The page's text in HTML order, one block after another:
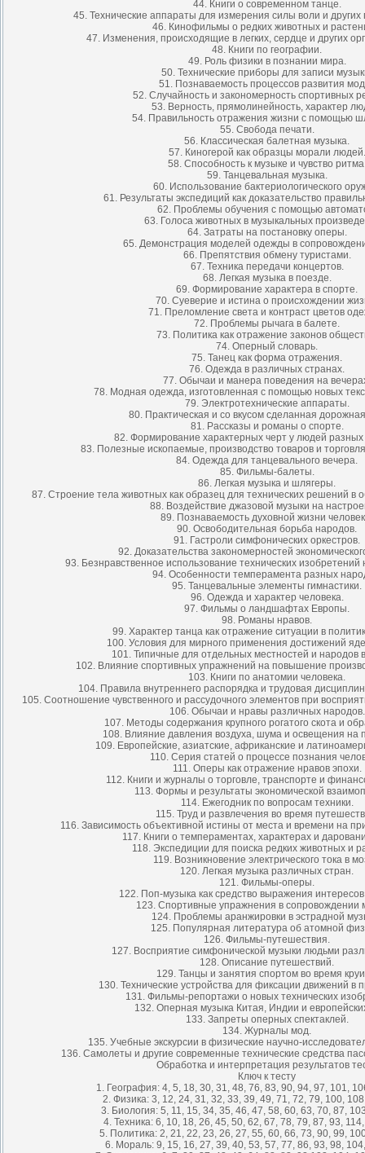
44. Книги о современном танце.
45. Технические аппараты для измерения силы воли и других
46. Кинофильмы о редких животных и
47. Изменения, происходящие в легких, сердце и других
48. Книги по географии.
49. Роль физики в познании мира.
50. Технические приборы для записи
51. Познаваемость процессов развития
52. Случайность и закономерность спортивных
53. Верность, прямолинейность, характер
54. Правильность отражения жизни с помощью
55. Свобода печати.
56. Классическая балетная музыка.
57. Киногерой как образцы морали людей.
58. Способность к музыке и чувство
59. Танцевальная музыка.
60. Использование бактериологического
61. Результаты экспедиций как доказательство
62. Проблемы обучения с помощью
63. Голоса животных в музыкальных
64. Затраты на постановку оперы.
65. Демонстрация моделей одежды в
66. Препятствия обмену туристами.
67. Техника передачи концертов.
68. Легкая музыка в поезде.
69. Формирование характера в спорте.
70. Суеверие и истина о происхождении
71. Преломление света и контраст цветов
72. Проблемы рычага в балете.
73. Политика как отражение законов
74. Оперный словарь.
75. Танец как форма отражения.
76. Одежда в различных странах.
77. Обычаи и манера поведения на
78. Модная одежда, изготовленная с помощью новых
79. Электротехнические аппараты.
80. Практическая и со вкусом сделанная
81. Рассказы и романы о спорте.
82. Формирование характерных черт у людей
83. Полезные ископаемые, производство товаров и
84. Одежда для танцевального вечера.
85. Фильмы-балеты.
86. Легкая музыка и шлягеры.
87. Строение тела животных как образец для технических решений в
88. Воздействие джазовой музыки на
89. Познаваемость духовной жизни
90. Освободительная борьба народов.
91. Гастроли симфонических оркестров.
92. Доказательства закономерностей
93. Безнравственное использование технических
94. Особенности темперамента разных
95. Танцевальные элементы гимнастики.
96. Одежда и характер человека.
97. Фильмы о ландшафтах Европы.
98. Романы нравов.
99. Характер танца как отражение ситуации в
100. Условия для мирного применения достижений
101. Типичные для отдельных местностей и народов
102. Влияние спортивных упражнений на повышение
103. Книги по анатомии человека.
104. Правила внутреннего распорядка и трудовая
105. Соотношение чувственного и рассудочного элементов при
106. Обычаи и нравы различных народов.
107. Методы содержания крупного рогатого скота и
108. Влияние давления воздуха, шума и освещения на
109. Европейские, азиатские, африканские и
110. Серия статей о процессе познания
111. Оперы как отражение нравов эпохи.
112. Книги и журналы о торговле, транспорте и
113. Формы и результаты экономической
114. Ежегодник по вопросам техники.
115. Труд и развлечения во время
116. Зависимость объективной истины от места и времени на
117. Книги о темпераментах, характерах и
118. Экспедиции для поиска редких животных и
119. Возникновение электрического тока в
120. Легкая музыка различных стран.
121. Фильмы-оперы.
122. Поп-музыка как средство выражения
123. Спортивные упражнения в сопровождении
124. Проблемы аранжировки в эстрадной
125. Популярная литература об атомной
126. Фильмы-путешествия.
127. Восприятие симфонической музыки людьми
128. Описание путешествий.
129. Танцы и занятия спортом во время
130. Технические устройства для фиксации движений в
131. Фильмы-репортажи о новых технических
132. Оперная музыка Китая, Индии и
133. Запреты оперных спектаклей.
134. Журналы мод.
135. Учебные экскурсии в физические научно-
136. Самолеты и другие современные технические средства
Обработка и интерпретация результатов
Ключ к тесту
1. География: 4, 5, 18, 30, 31, 48, 76, 83, 90, 94, 97, 101,
2. Физика: 3, 12, 24, 31, 32, 33, 39, 49, 71, 72, 79, 100,
3. Биология: 5, 11, 15, 34, 35, 46, 47, 58, 60, 63, 70, 87,
4. Техника: 6, 10, 18, 26, 45, 50, 62, 67, 78, 79, 87, 93,
5. Политика: 2, 21, 22, 23, 26, 27, 55, 60, 66, 73, 90, 99,
6. Мораль: 9, 15, 16, 27, 39, 40, 53, 57, 77, 86, 93, 98,